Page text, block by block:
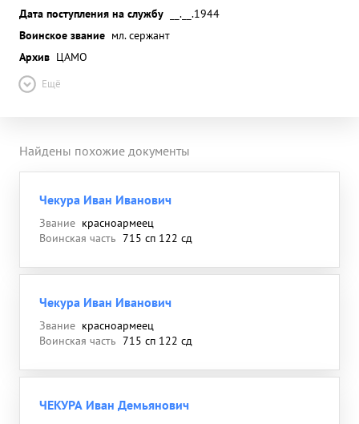
Дата поступления на службу
__.__.1944
Воинское звание мл. сержант
Архив ЦАМО
Ещё
Найдены похожие документы
Чекура Иван Иванович
Звание красноармеец
Воинская часть 715 сп 122 сд
Чекура Иван Иванович
Звание красноармеец
Воинская часть 715 сп 122 сд
ЧЕКУРА Иван Демьянович